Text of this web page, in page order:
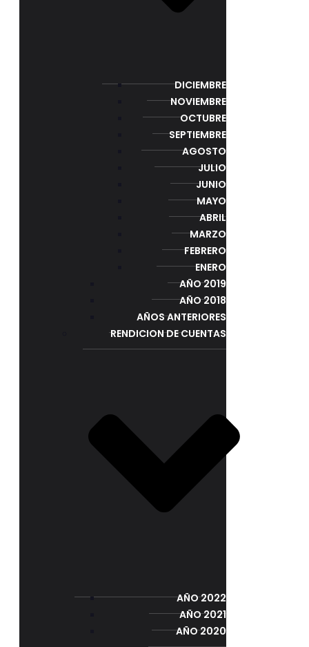
DICIEMBRE
NOVIEMBRE
OCTUBRE
SEPTIEMBRE
AGOSTO
JULIO
JUNIO
MAYO
ABRIL
MARZO
FEBRERO
ENERO
AÑO 2019
AÑO 2018
AÑOS ANTERIORES
RENDICION DE CUENTAS
AÑO 2022
AÑO 2021
AÑO 2020